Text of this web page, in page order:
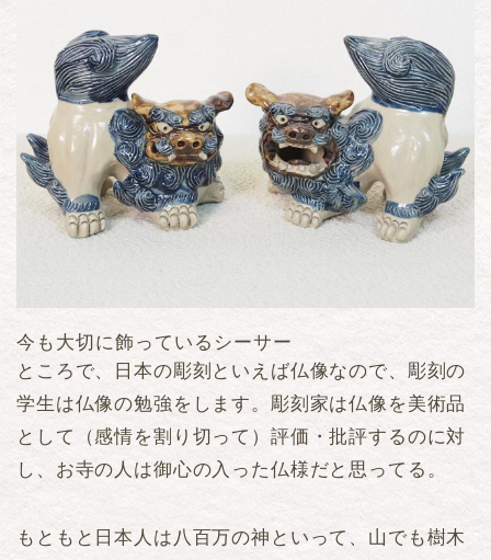
今も大切に飾っているシーサー
ところで、日本の彫刻といえば仏像なので、彫刻の
学生は仏像の勉強をします。彫刻家は仏像を美術品
として（感情を割り切って）評価・批評するのに対
し、お寺の人は御心の入った仏様だと思ってる。
もともと日本人は八百万の神といって、山でも樹木